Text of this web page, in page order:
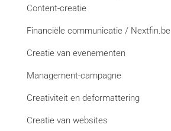
Content-creatie
Financiële communicatie / Nextfin.be
Creatie van evenementen
Management-campagne
Creativiteit en deformattering
Creatie van websites